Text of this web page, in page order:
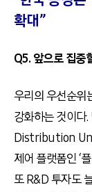
확대”
Q5. 앞으로 집중
우리의 우선순위
강화하는 것이
Distribution
제어 플랫폼인 ‘
또 R&D 투자도